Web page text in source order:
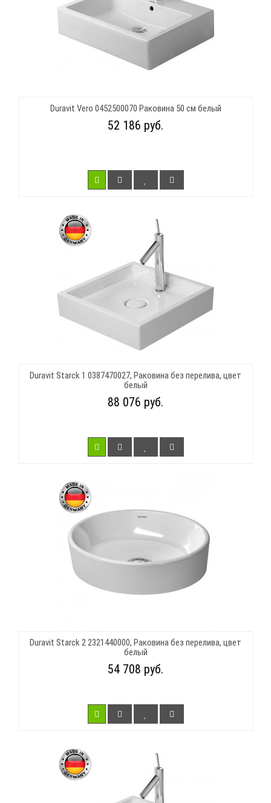
Duravit Vero 0452500070 Раковина 50 см белый
52 186 руб.
Duravit Starck 1 0387470027, Раковина без перелива, цвет
белый
88 076 руб.
Duravit Starck 2 2321440000, Раковина без перелива, цвет
белый
54 708 руб.